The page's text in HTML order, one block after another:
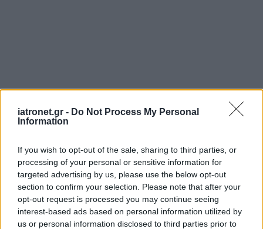
iatronet.gr - Do Not Process My Personal
Information
If you wish to opt-out of the sale, sharing to third parties, or
processing of your personal or sensitive information for
targeted advertising by us, please use the below opt-out
section to confirm your selection. Please note that after your
opt-out request is processed you may continue seeing
interest-based ads based on personal information utilized by
us or personal information disclosed to third parties prior to